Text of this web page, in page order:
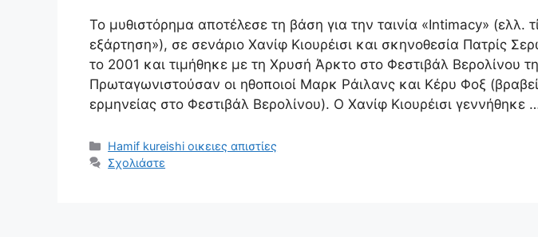
Το μυθιστόρημα αποτέλεσε τη βάση για την ταινία «Intimacy» (ελλ.
εξάρτηση»), σε σενάριο Χανίφ Κιουρέισι και σκηνοθεσία Πατρίς
το 2001 και τιμήθηκε με τη Χρυσή Άρκτο στο Φεστιβάλ Βερολίνου
Πρωταγωνιστούσαν οι ηθοποιοί Μαρκ Ράιλανς και Κέρυ Φοξ
ερμηνείας στο Φεστιβάλ Βερολίνου). O Xανίφ Kιουρέισι γεννήθηκε
Κατηγορίες
Hamif kureishi οικειες απιστίες
Σχολιάστε